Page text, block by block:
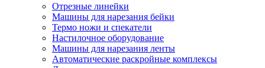
Отрезные линейки
Машины для нарезания бейки
Термо ножи и спекатели
Настилочное оборудование
Машины для нарезания ленты
Автоматические раскройные комплексы